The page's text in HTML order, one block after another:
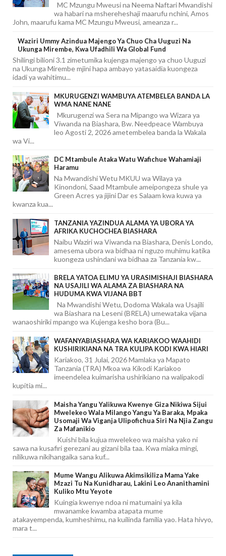
MC Mzungu Mweusi na Neema Naftari Mwandishi
wa habari na mshereheshaji maarufu nchini, Amos
John, maarufu kama MC Mzungu Mweusi, ameanza r...
Waziri Ummy Azindua Majengo Ya Chuo Cha Uuguzi Na
Ukunga Mirembe, Kwa Ufadhili Wa Global Fund
Shilingi bilioni 3.1 zimetumika kujenga majengo ya chuo Uuguzi
na Ukunga Mirembe mjini hapa ambayo yatasaidia kuongeza
idadi ya wahitimu...
MKURUGENZI WAMBUYA ATEMBELEA BANDA LA
WMA NANE NANE
Mkurugenzi wa Sera na Mipango wa Wizara ya
Viwanda na Biashara, Bw. Needpeace Wambuya
leo Agosti 2, 2026 ametembelea banda la Wakala
wa Vi...
DC Mtambule Ataka Watu Wafichue Wahamiaji
Haramu
Na Mwandishi Wetu MKUU wa Wilaya ya
Kinondoni, Saad Mtambule ameipongeza shule ya
Green Acres ya jijini Dar es Salaam kwa kuwa ya
kwanza kua...
TANZANIA YAZINDUA ALAMA YA UBORA YA
AFRIKA KUCHOCHEA BIASHARA
Naibu Waziri wa Viwanda na Biashara, Denis Londo,
amesema ubora wa bidhaa ni nguzo muhimu katika
kuongeza ushindani wa bidhaa za Tanzania kw...
BRELA YATOA ELIMU YA URASIMISHAJI BIASHARA
NA USAJILI WA ALAMA ZA BIASHARA NA
HUDUMA KWA VIJANA BBT
Na Mwandishi Wetu, Dodoma Wakala wa Usajili
wa Biashara na Leseni (BRELA) umewataka vijana
wanaoshiriki mpango wa Kujenga kesho bora (Bu...
WAFANYABIASHARA WA KARIAKOO WAAHIDI
KUSHIRIKIANA NA TRA KULIPA KODI KWA HIARI
Kariakoo, 31 Julai, 2026 Mamlaka ya Mapato
Tanzania (TRA) Mkoa wa Kikodi Kariakoo
imeendelea kuimarisha ushirikiano na walipakodi
kupitia mi...
Maisha Yangu Yalikuwa Kwenye Giza Nikiwa Sijui
Mwelekeo Wala Milango Yangu Ya Baraka, Mpaka
Usomaji Wa Viganja Ulipofichua Siri Na Njia Zangu
Za Mafanikio
Kuishi bila kujua mwelekeo wa maisha yako ni
sawa na kusafiri gerezani au gizani bila taa. Kwa miaka mingi,
nilikuwa nikihangaika sana kuf...
Mume Wangu Alikuwa Akimsikiliza Mama Yake
Mzazi Tu Na Kunidharau, Lakini Leo Ananithamini
Kuliko Mtu Yeyote
Kuingia kwenye ndoa ni matumaini ya kila
mwanamke kwamba atapata mume
atakayempenda, kumheshimu, na kuilinda familia yao. Hata hivyo,
mara t...